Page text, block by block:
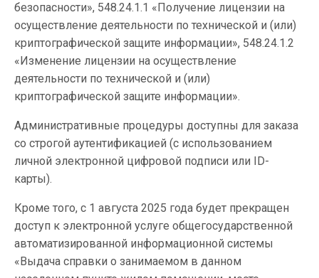
безопасности», 548.24.1.1 «Получение лицензии на
осуществление деятельности по технической и (или)
криптографической защите информации», 548.24.1.2
«Изменение лицензии на осуществление
деятельности по технической и (или)
криптографической защите информации».
Административные процедуры доступны для заказа
со строгой аутентификацией (с использованием
личной электронной цифровой подписи или ID-
карты).
Кроме того, с 1 августа 2025 года будет прекращен
доступ к электронной услуге общегосударственной
автоматизированной информационной системы
«Выдача справки о занимаемом в данном